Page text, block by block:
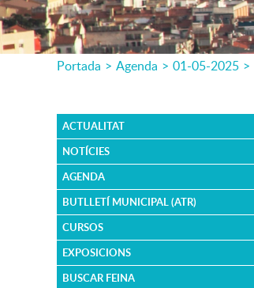
Portada > Agenda > 01-05-2025 >
ACTUALITAT
NOTÍCIES
AGENDA
BUTLLETÍ MUNICIPAL (ATR)
CURSOS
EXPOSICIONS
BUSCAR FEINA